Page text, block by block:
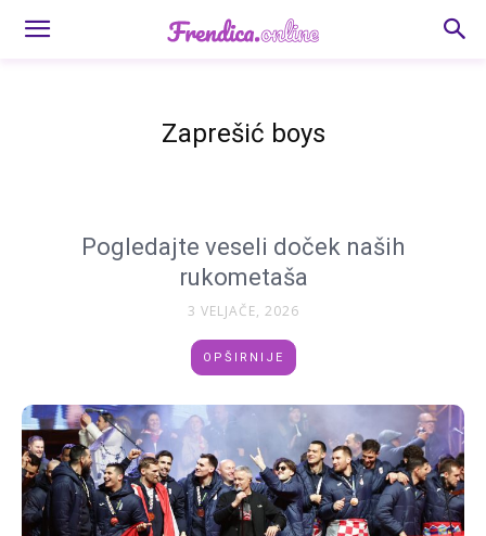
Zaprešić boys
Pogledajte veseli doček naših
rukometaša
3 VELJAČE, 2026
OPŠIRNIJE